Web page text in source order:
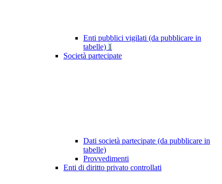
Enti pubblici vigilati (da pubblicare in
tabelle) 1
Società partecipate
Dati società partecipate (da pubblicare in
tabelle)
Provvedimenti
Enti di diritto privato controllati